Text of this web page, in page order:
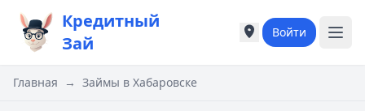
Кредитный
Зай
Города России
Города России
Войти
Главная → Займы в Хабаровске